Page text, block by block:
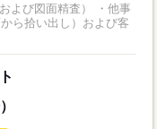
よび図面精査） ・他事
ら拾い出し）および客